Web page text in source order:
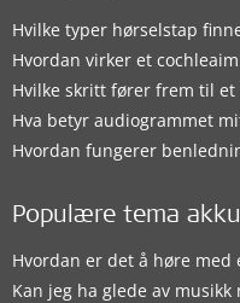
Hvilke typer hørselstap
Hvordan virker et
Hvilke skritt fører frem til et
Hva betyr audiogrammet
Hvordan fungerer
Populære tema
Hvordan er det å høre med
Kan jeg ha glede av